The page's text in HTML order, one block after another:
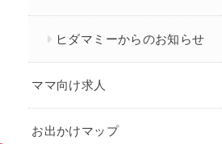
ヒダマミーからのお知らせ
ママ向け求人
お出かけマップ